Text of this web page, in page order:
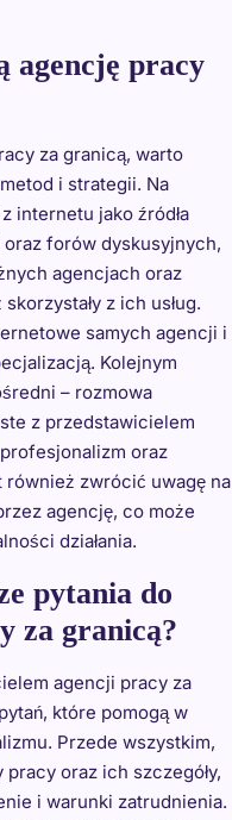
agencję pracy
za granicą, warto
i strategii. Na
internetu jako źródła
forów dyskusyjnych,
agencjach oraz
z ich usług.
samych agencji i
Kolejnym
– rozmowa
z przedstawicielem
oraz
zwrócić uwagę na
agencję, co może
działania.
pytania do
za granicą?
agencji pracy za
które pomogą w
Przede wszystkim,
oraz ich szczegóły,
i warunki zatrudnienia.